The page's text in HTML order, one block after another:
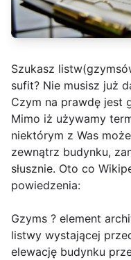
Szukasz
sufit? Nie musisz już
Czym na prawdę jest
Mimo iż używamy
niektórym z Was
zewnątrz budynku,
słusznie. Oto co
powiedzenia:
Gzyms ? element
listwy wystającej
elewację budynku